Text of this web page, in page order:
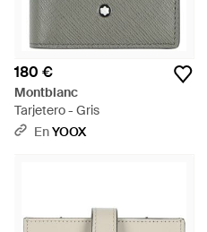
180 €
Montblanc
Tarjetero - Gris
EnYOOX